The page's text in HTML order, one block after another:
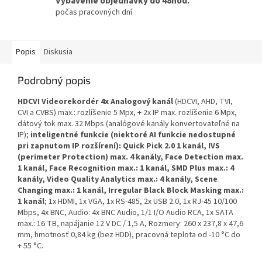
počas pracovných dní
Popis Diskusia
Podrobný popis
HDCVI Videorekordér 4x Analogový kanál(HDCVI, AHD, TVI,
CVI a CVBS) max.: rozlíšenie 5 Mpx, + 2x IP max. rozlíšenie 6 Mpx,
dátový tok max. 32 Mbps (analógové kanály konvertovateľné na
IP); inteligentné funkcie (niektoré AI funkcie nedostupné
pri zapnutom IP rozšírení): Quick Pick 2.0 1 kanál, IVS
(perimeter Protection) max. 4 kanály, Face Detection max.
1 kanál, Face Recognition max.: 1 kanál, SMD Plus max.: 4
kanály, Video Quality Analytics max.: 4 kanály, Scene
Changing max.: 1 kanál, Irregular Black Block Masking max.:
1 kanál; 1x HDMI, 1x VGA, 1x RS-485, 2x USB 2.0, 1x RJ-45 10/100
Mbps, 4x BNC, Audio: 4x BNC Audio, 1/1 I/O Audio RCA, 1x SATA
max.: 16 TB, napájanie 12 V DC / 1,5 A, Rozmery: 260 x 237,8 x 47,6
mm, hmotnosť 0,84 kg (bez HDD), pracovná teplota od -10 °C do
+ 55 °C.